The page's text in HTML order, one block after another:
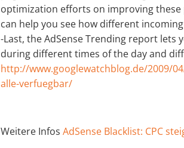
optimization efforts on improving these
can help you see how different
-Last, the AdSense Trending report lets
during different times of the day and
http://www.googlewatchblog.de/2009/
alle-verfuegbar/
Weitere Infos AdSense Blacklist: CPC